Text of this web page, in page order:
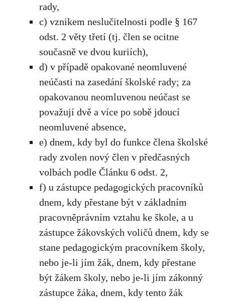
rady,
c) vznikem neslučitelnosti podle § 167
odst. 2 věty třetí (tj. člen se ocitne
současně ve dvou kuriích),
d) v případě opakované neomluvené
neúčasti na zasedání školské rady; za
opakovanou neomluvenou neúčast se
považují dvě a více po sobě jdoucí
neomluvené absence,
e) dnem, kdy byl do funkce člena školské
rady zvolen nový člen v předčasných
volbách podle Článku 6 odst. 2,
f) u zástupce pedagogických pracovníků
dnem, kdy přestane být v základním
pracovněprávním vztahu ke škole, a u
zástupce žákovských voličů dnem, kdy se
stane pedagogickým pracovníkem školy,
nebo je-li jím žák, dnem, kdy přestane
být žákem školy, nebo je-li jím zákonný
zástupce žáka, dnem, kdy tento žák